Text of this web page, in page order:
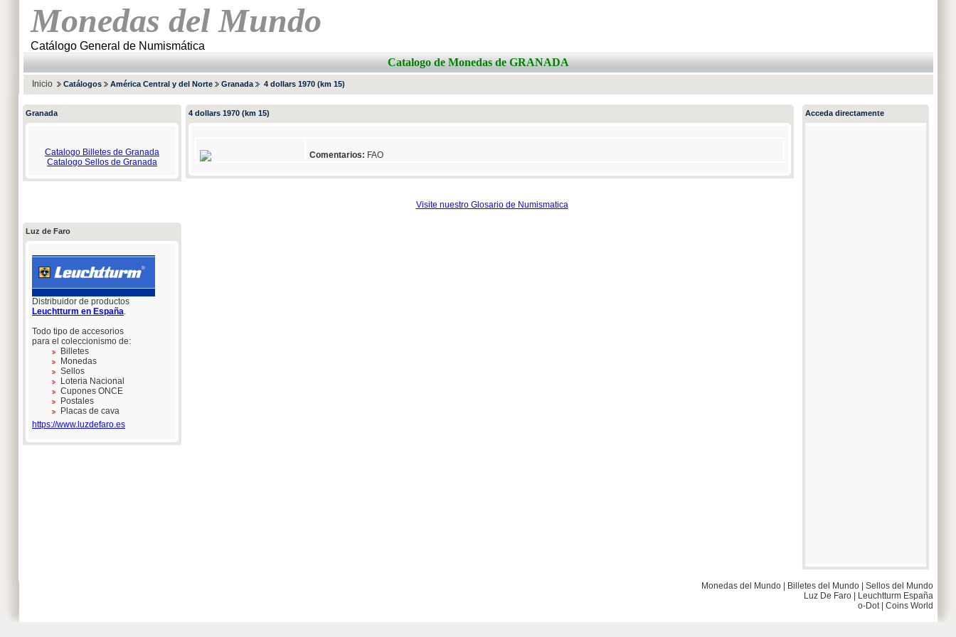
Monedas del Mundo
Catálogo General de Numismática
Catalogo de Monedas de GRANADA
Inicio Catálogos América Central y del Norte Granada 4 dollars 1970 (km 15)
Granada
Catalogo Billetes de Granada
Catalogo Sellos de Granada
Luz de Faro
Distribuidor de productos
Leuchtturm en España.
Todo tipo de accesorios
para el coleccionismo de:
Billetes
Monedas
Sellos
Loteria Nacional
Cupones ONCE
Postales
Placas de cava
https://www.luzdefaro.es
4 dollars 1970 (km 15)
Comentarios: FAO
Visite nuestro Glosario de Numismatica
Acceda directamente
Monedas del Mundo Billetes del Mundo
Sellos del Mundo
Luz De Faro
Leuchtturm España
o-Dot| Coins World